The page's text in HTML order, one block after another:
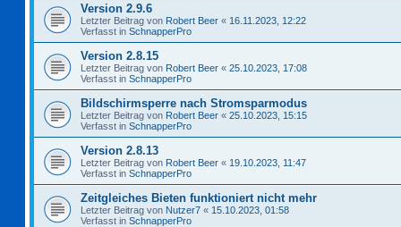
Version 2.9.6
Letzter Beitrag von Robert Beer « 16.11.2023, 12:22
Verfasst in SchnapperPro
Version 2.8.15
Letzter Beitrag von Robert Beer « 25.10.2023, 17:08
Verfasst in SchnapperPro
Bildschirmsperre nach Stromsparmodus
Letzter Beitrag von Robert Beer « 25.10.2023, 15:15
Verfasst in SchnapperPro
Version 2.8.13
Letzter Beitrag von Robert Beer « 19.10.2023, 11:47
Verfasst in SchnapperPro
Zeitgleiches Bieten funktioniert nicht mehr
Letzter Beitrag von Nutzer7 « 15.10.2023, 01:58
Verfasst in SchnapperPro